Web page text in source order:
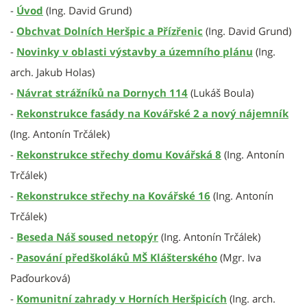
- Úvod (Ing. David Grund)
- Obchvat Dolních Heršpic a Přízřenic (Ing. David Grund)
- Novinky v oblasti výstavby a územního plánu (Ing.
arch. Jakub Holas)
- Návrat strážníků na Dornych 114 (Lukáš Boula)
- Rekonstrukce fasády na Kovářské 2 a nový nájemník
(Ing. Antonín Trčálek)
- Rekonstrukce střechy domu Kovářská 8 (Ing. Antonín
Trčálek)
- Rekonstrukce střechy na Kovářské 16 (Ing. Antonín
Trčálek)
- Beseda Náš soused netopýr (Ing. Antonín Trčálek)
- Pasování předškoláků MŠ Klášterského (Mgr. Iva
Paďourková)
- Komunitní zahrady v Horních Heršpicích (Ing. arch.